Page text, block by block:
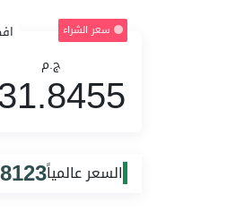
ج.م
السعر عالمياً